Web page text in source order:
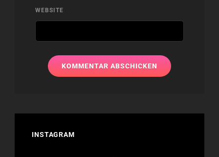
WEBSITE
INSTAGRAM